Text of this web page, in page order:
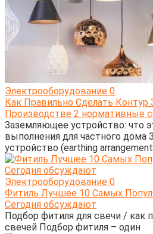
Электрооборудование 0
Как Правильно Сделать Контур
Производстве 2 нормативные
Заземляющее устройство: что
выполнения для частного дома
устройство (earthing
Электрооборудование 0
Фитиль Лучшее 10 Самых
Сегодня обсуждают
Подбор фитиля для свечи / как
свечей Подбор фитиля – один